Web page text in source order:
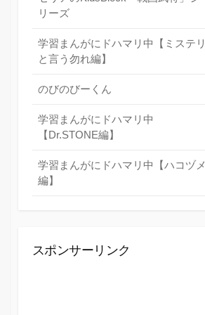
リーズ
学習まんがにドハマリ中【ミステリ
と言う勿れ編】
のびのびーくん
学習まんがにドハマリ中
【Dr.STONE編】
学習まんがにドハマリ中【ハコヅメ
編】
スポンサーリンク